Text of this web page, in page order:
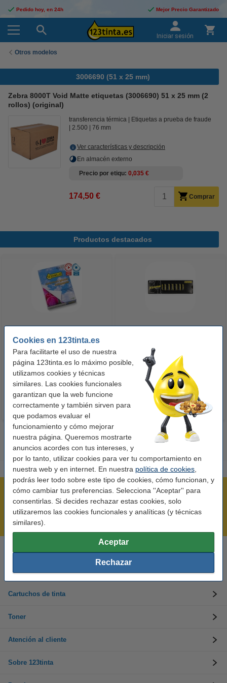
Cookies en 123tinta.es
Para facilitarte el uso de nuestra
página 123tinta.es lo máximo posible,
utilizamos cookies y técnicas
similares. Las cookies funcionales
garantizan que la web funcione
correctamente y también sirven para
que podamos evaluar el
funcionamiento y cómo mejorar
nuestra página. Queremos mostrarte
anuncios acordes con tus intereses, y
por lo tanto, utilizar cookies para ver tu comportamiento en
nuestra web y en internet. En nuestra política de cookies
podrás leer todo sobre este tipo de cookies, cómo funcionan, y
cómo cambiar tus preferencias. Selecciona ''Aceptar'' para
consentirlas. Si decides rechazar estas cookies, solo
utilizaremos las cookies funcionales y analíticas (y técnicas
similares).
Aceptar
Rechazar
Pedido hoy, en 24h Mejor Precio Garantizado
Iniciar sesión
Otros modelos
3006690 (51 x 25 mm)
Zebra 8000T Void Matte etiquetas (3006690) 51 x 25 mm (2
rollos) (original)
transferencia térmica
Etiquetas a prueba de fraude
2.500
76 mm
Ver características y descripción
En almacén externo
Precio por etiqu 0,035 €
174,50 € Comprar
Productos destacados
123tinta Papel fotográfico
10,50 € Incl. 21% IVA
Power AA - LR06 - MN1500 - 24
unidades
14,50 € Incl. 21% IVA
Rápido y sencillo
Mejor Precio Garantizado
En días laborables de 09:00 a 20:00.
Cartuchos de tinta
Toner
Atención al cliente
Sobre 123tinta